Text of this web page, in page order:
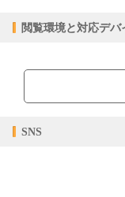
閲覧環境と対応デバ
ブラウザビューア・
【対応デバイス】
SNS